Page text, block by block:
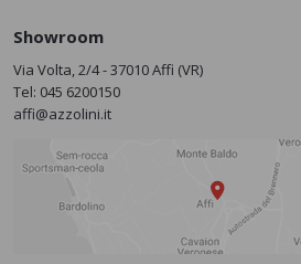
Showroom
Via Volta, 2/4 - 37010 Affi (VR)
Tel: 045 6200150
affi@azzolini.it